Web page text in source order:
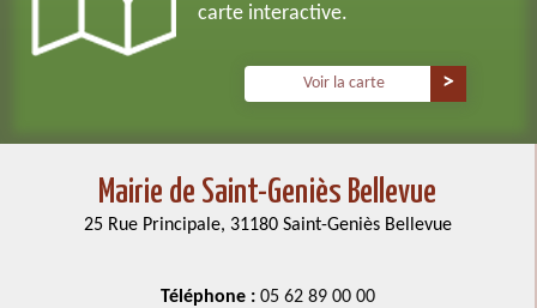
carte interactive.
Voir la carte
Mairie de Saint-Geniès Bellevue
25 Rue Principale, 31180 Saint-Geniès Bellevue
Téléphone : 05 62 89 00 00